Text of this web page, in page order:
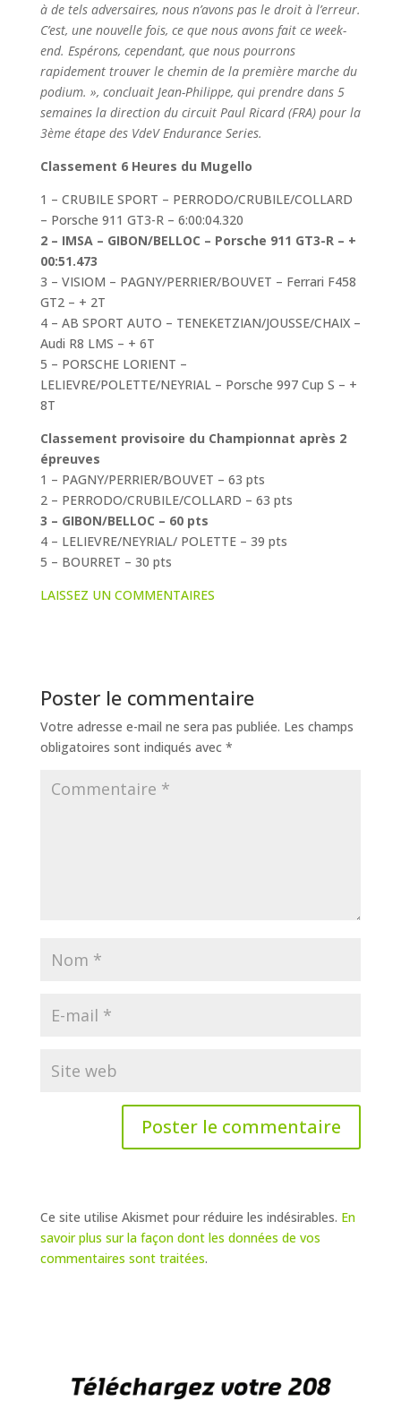
à de tels adversaires, nous n’avons pas le droit à l’erreur.
C’est, une nouvelle fois, ce que nous avons fait ce week-
end. Espérons, cependant, que nous pourrons
rapidement trouver le chemin de la première marche du
podium. », concluait Jean-Philippe, qui prendre dans 5
semaines la direction du circuit Paul Ricard (FRA) pour la
3ème étape des VdeV Endurance Series.
Classement 6 Heures du Mugello
1 – CRUBILE SPORT – PERRODO/CRUBILE/COLLARD
– Porsche 911 GT3-R – 6:00:04.320
2 – IMSA – GIBON/BELLOC – Porsche 911 GT3-R – +
00:51.473
3 – VISIOM – PAGNY/PERRIER/BOUVET – Ferrari F458
GT2 – + 2T
4 – AB SPORT AUTO – TENEKETZIAN/JOUSSE/CHAIX –
Audi R8 LMS – + 6T
5 – PORSCHE LORIENT –
LELIEVRE/POLETTE/NEYRIAL – Porsche 997 Cup S – +
8T
Classement provisoire du Championnat après 2
épreuves
1 – PAGNY/PERRIER/BOUVET – 63 pts
2 – PERRODO/CRUBILE/COLLARD – 63 pts
3 – GIBON/BELLOC – 60 pts
4 – LELIEVRE/NEYRIAL/ POLETTE – 39 pts
5 – BOURRET – 30 pts
LAISSEZ UN COMMENTAIRES
Poster le commentaire
Votre adresse e-mail ne sera pas publiée. Les champs
obligatoires sont indiqués avec *
Ce site utilise Akismet pour réduire les indésirables. En
savoir plus sur la façon dont les données de vos
commentaires sont traitées.